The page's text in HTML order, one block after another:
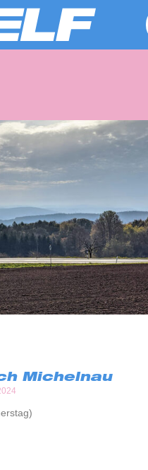
Michelnau